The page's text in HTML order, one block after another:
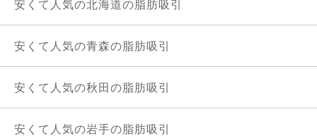
安くて人気の北海道の脂肪吸引
安くて人気の青森の脂肪吸引
安くて人気の秋田の脂肪吸引
安くて人気の岩手の脂肪吸引